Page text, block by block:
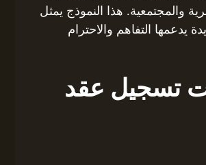
والمجتمعية. هذا النموذج يمثل
يدعمها التفاهم والاحترام
تسجيل عقد